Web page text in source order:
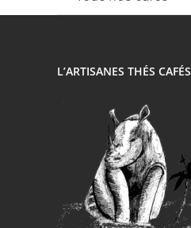
L’ARTISANES THÉS CAFÉS